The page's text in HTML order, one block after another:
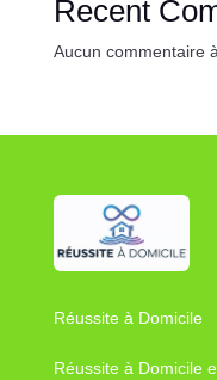
Recent
Aucun commentaire
Réussite à Domicile
Réussite à Domicile